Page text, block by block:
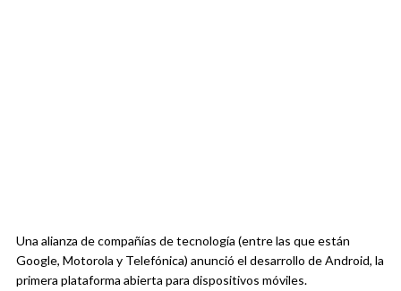
Una alianza de compañías de tecnología (entre las que están
Google, Motorola y Telefónica) anunció el desarrollo de Android, la
primera plataforma abierta para dispositivos móviles.